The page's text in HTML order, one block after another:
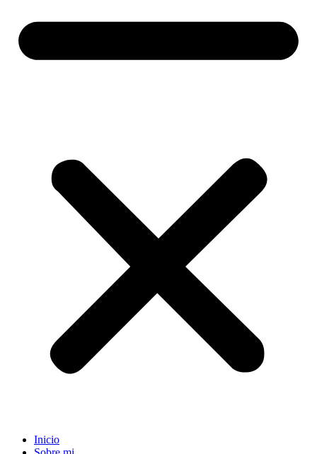
Inicio